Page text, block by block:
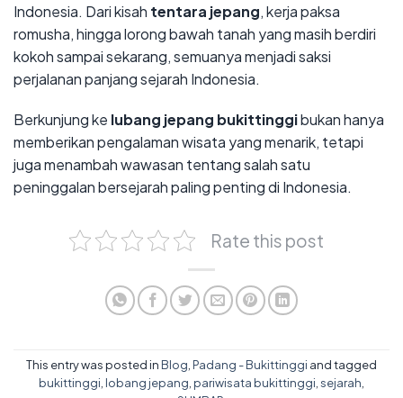
Indonesia. Dari kisah tentara jepang, kerja paksa
romusha, hingga lorong bawah tanah yang masih berdiri
kokoh sampai sekarang, semuanya menjadi saksi
perjalanan panjang sejarah Indonesia.
Berkunjung ke lubang jepang bukittinggibukan hanya
memberikan pengalaman wisata yang menarik, tetapi
juga menambah wawasan tentang salah satu
peninggalan bersejarah paling penting di Indonesia.
Rate this post
This entry was posted in Blog Padang - Bukittinggi and tagged
bukittinggi lobang jepang pariwisata bukittinggi sejarah